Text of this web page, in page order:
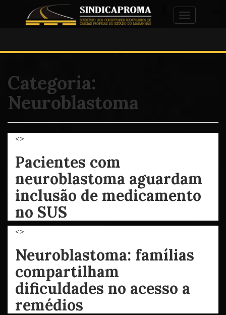
Alternar
Categoria:
Neuroblastoma
<>
Pacientes com
neuroblastoma aguardam
inclusão de medicamento
no SUS
<>
Neuroblastoma: famílias
compartilham
dificuldades no acesso a
remédios